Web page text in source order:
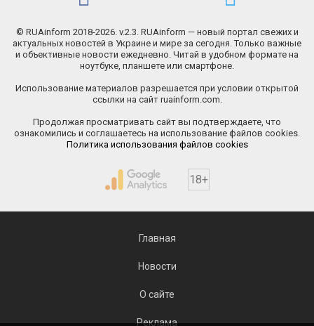
© RUAinform 2018-2026. v.2.3. RUAinform — новый портал свежих и
актуальных новостей в Украине и мире за сегодня. Только важные
и объективные новости ежедневно. Читай в удобном формате на
ноутбуке, планшете или смартфоне.
Использование материалов разрешается при условии открытой
ссылки на сайт ruainform.com.
Продолжая просматривать сайт вы подтверждаете, что
ознакомились и соглашаетесь на использование файлов cookies.
Политика использования файлов cookies
18+
Главная
Новости
О сайте
Реклама